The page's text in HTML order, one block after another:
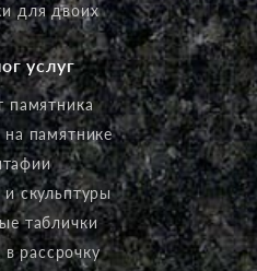
для двоих
услуг
памятника
на памятнике
скульптуры
таблички
рассрочку